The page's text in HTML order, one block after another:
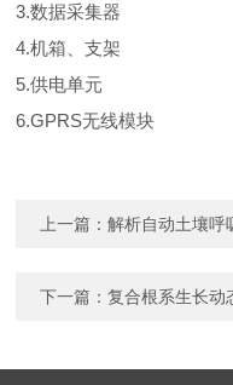
3.数据采集器
4.机箱、支架
5.供电单元
6.GPRS无线模块
上一篇：解析自动土壤呼
下一篇：复合根系生长动